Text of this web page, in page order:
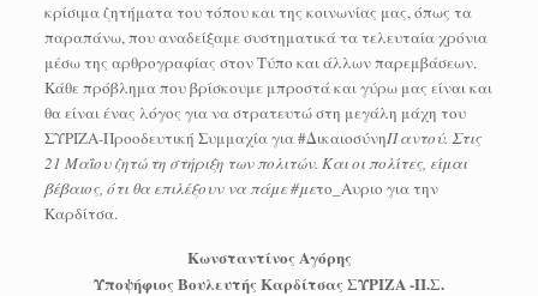
κρίσιμα ζητήματα του τόπου και της κοινωνίας μας, όπως τα
παραπάνω, που αναδείξαμε συστηματικά τα τελευταία χρόνια
μέσω της αρθρογραφίας στον Τύπο και άλλων παρεμβάσεων.
Κάθε πρόβλημα που βρίσκουμε μπροστά και γύρω μας είναι και
θα είναι ένας λόγος για να στρατευτώ στη μεγάλη μάχη του
ΣΥΡΙΖΑ-Προοδευτική Συμμαχία για #ΔικαιοσύνηΠαντού. Στις
21 Μαΐου ζητώ τη στήριξη των πολιτών. Και οι πολίτες, είμαι
βέβαιος, ότι θα επιλέξουν να πάμε #μετο_Αυριο για την
Καρδίτσα.
Κωνσταντίνος Αγόρης
Υποψήφιος Βουλευτής Καρδίτσας ΣΥΡΙΖΑ -Π.Σ.